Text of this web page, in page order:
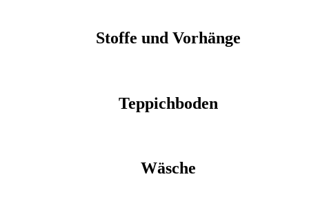
Stoffe und Vorhänge
Teppichboden
Wäsche